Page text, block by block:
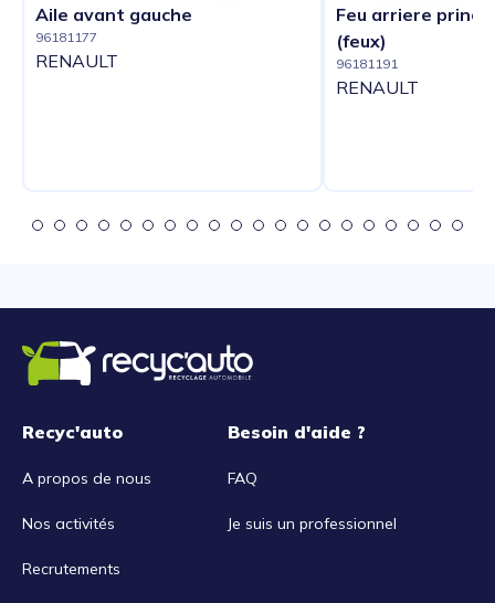
Aile avant gauche
96181177
RENAULT
Feu arriere
(feux)
96181191
RENAULT
Recyc'auto
A propos de nous
Nos activités
Recrutements
Besoin d'aide ?
FAQ
Je suis un professionnel